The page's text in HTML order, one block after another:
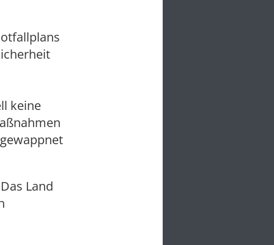
keine
Land